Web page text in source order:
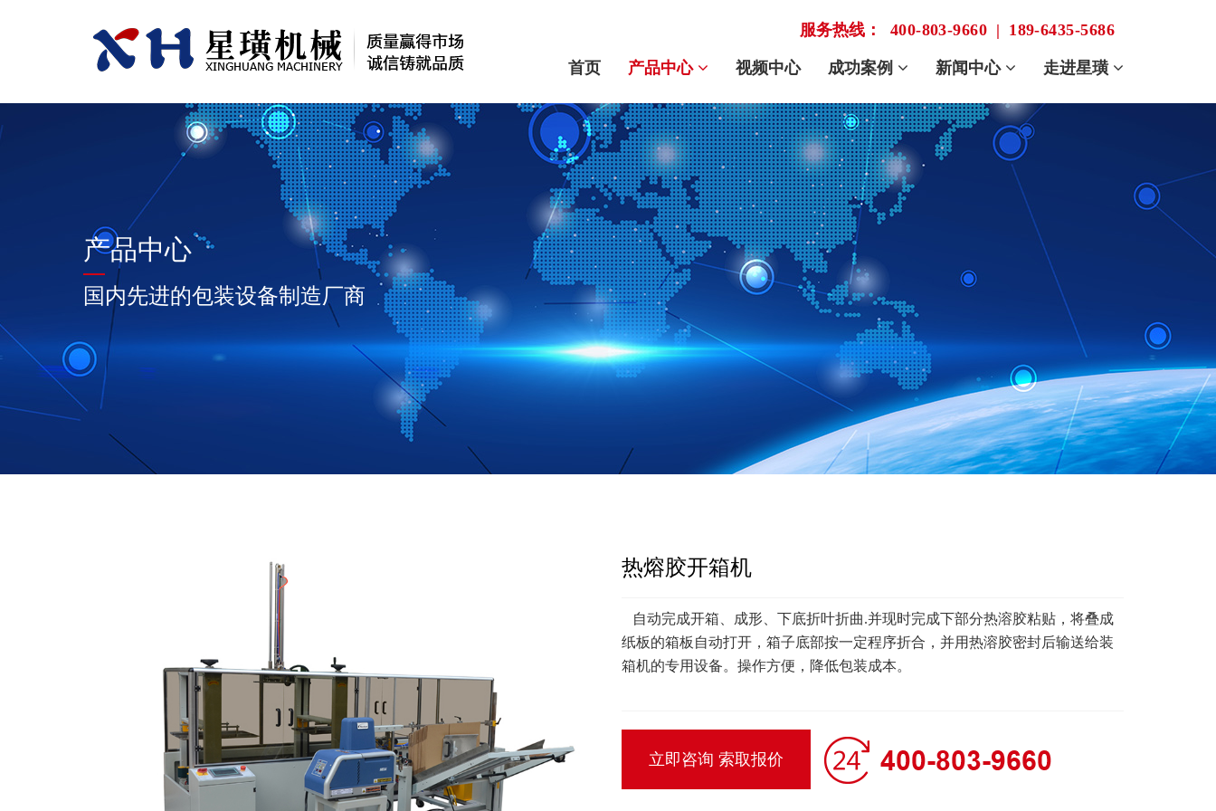
服务热线： 400-803-9660 | 189-6435-5686
首页 产品中心 视频中心 成功案例 新闻中心 走进星璜
产品中心
国内先进的包装设备制造厂商
热熔胶开箱机
自动完成开箱、成形、下底折叶折曲.并现时完成下部分热溶胶粘贴，将叠成
纸板的箱板自动打开，箱子底部按一定程序折合，并用热溶胶密封后输送给装
箱机的专用设备。操作方便，降低包装成本。
立即咨询 索取报价